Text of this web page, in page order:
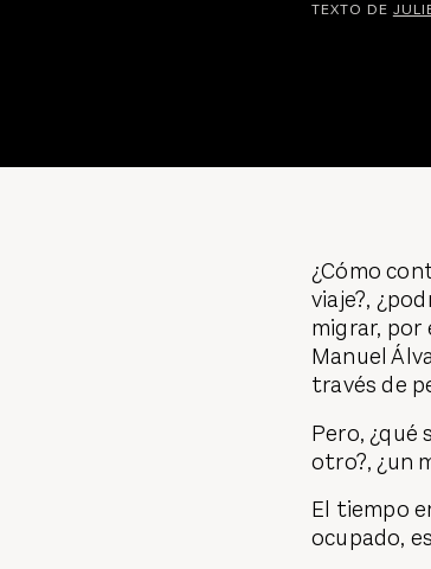
TEXTO DE
¿Cómo
viaje?,
migrar, por
Manuel
través de
Pero, ¿qué
otro?, ¿un
El tiempo
ocupado,